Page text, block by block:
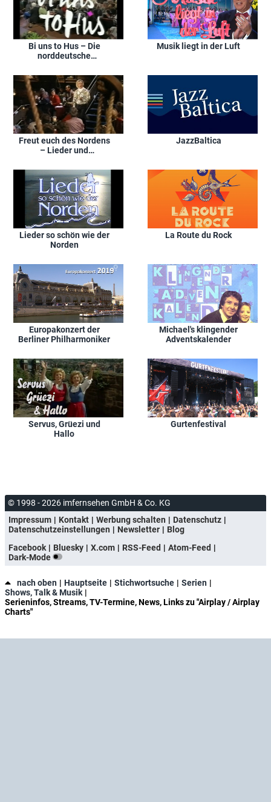
Bi uns to Hus – Die
norddeutsche
Musik liegt in der Luft
Freut euch des Nordens
– Lieder und
Binnenland und
Waterkant
JazzBaltica
Lieder so schön wie der
Norden
La Route du Rock
Europakonzert der
Berliner Philharmoniker
Michael's klingender
Adventskalender
Servus, Grüezi und
Hallo
Gurtenfestival
© 1998 - 2026 imfernsehen GmbH & Co. KG
Impressum
Kontakt Werbung schalten
Datenschutz
Datenschutzeinstellungen
Newsletter
Blog
Facebook
Bluesky X.com RSS-Feed
Atom-Feed
Dark-Mode
nach oben Hauptseite Stichwortsuche
Serien
Shows, Talk & Musik
Serieninfos, Streams, TV-Termine, News, Links zu "Airplay / Airplay
Charts"